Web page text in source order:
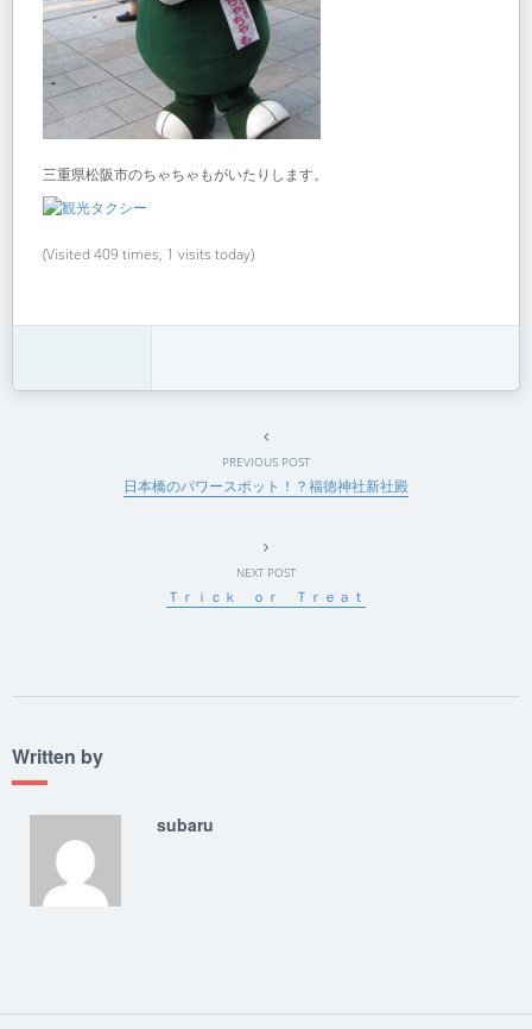
三重県松阪市のちゃちゃもがいたりします。
(Visited 409 times, 1 visits today)
PREVIOUS POST
日本橋のパワースポット！？福徳神社新社殿
NEXT POST
Ｔｒｉｃｋ ｏｒ Ｔｒｅａｔ
Written by
subaru